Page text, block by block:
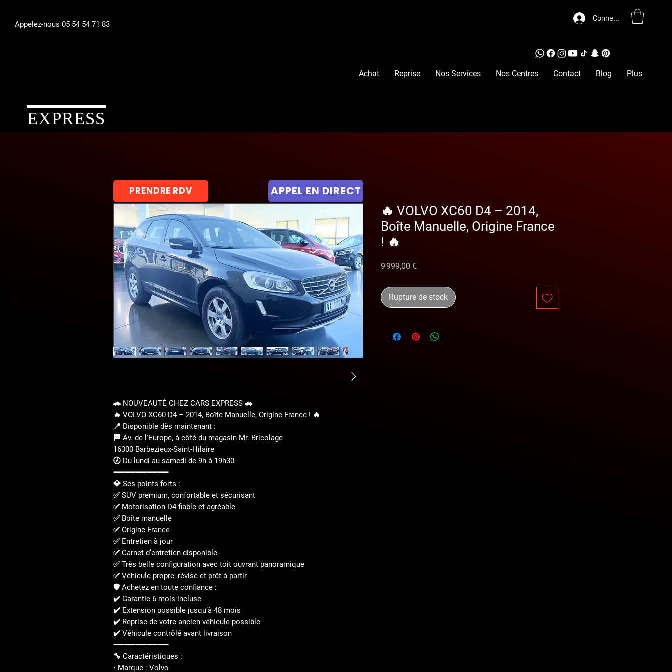
Appelez-nous 05 54 54 71 83
Connexion
EXPRESS
Achat Reprise Nos Services Nos Centres Contact Blog Plus
🚗 NOUVEAUTÉ CHEZ CARS EXPRESS 🚗
🔥 VOLVO XC60 D4 – 2014, Boîte Manuelle, Origine France ! 🔥
📍 Disponible dès maintenant :
🏁 Av. de l'Europe, à côté du magasin Mr. Bricolage
16300 Barbezieux-Saint-Hilaire
🕖 Du lundi au samedi de 9h à 19h30
➖➖➖➖➖➖➖➖➖➖
💎 Ses points forts :
✅ SUV premium, confortable et sécurisant
✅ Motorisation D4 fiable et agréable
✅ Boîte manuelle
✅ Origine France
✅ Entretien à jour
✅ Carnet d’entretien disponible
✅ Très belle configuration avec toit ouvrant panoramique
✅ Véhicule propre, révisé et prêt à partir
🛡️ Achetez en toute confiance :
✔️ Garantie 6 mois incluse
✔️ Extension possible jusqu’à 48 mois
✔️ Reprise de votre ancien véhicule possible
✔️ Véhicule contrôlé avant livraison
➖➖➖➖➖➖➖➖➖➖
🔧 Caractéristiques :
• Marque : Volvo
🔥 VOLVO XC60 D4 – 2014,
Boîte Manuelle, Origine France
! 🔥
9 999,00 €Prix
Rupture de stock
PRENDRE RDV APPEL EN DIRECT